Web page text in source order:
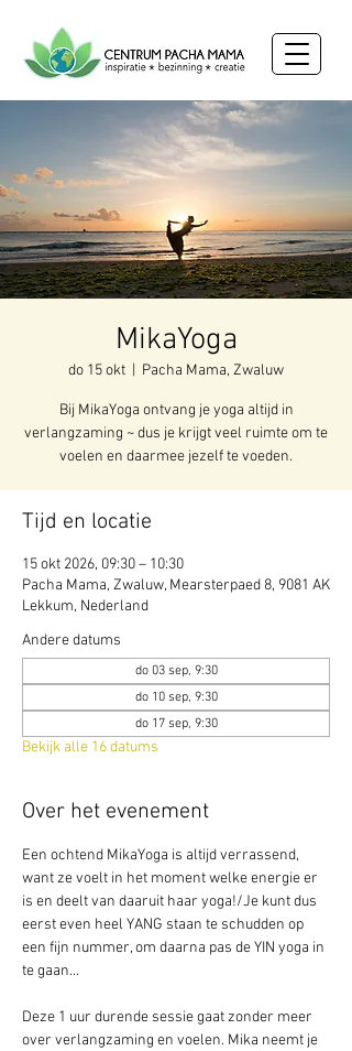
MikaYoga
do 15 okt Pacha Mama, Zwaluw
Bij MikaYoga ontvang je yoga altijd in
verlangzaming ~ dus je krijgt veel ruimte om te
voelen en daarmee jezelf te voeden.
Tijd en locatie
15 okt 2026, 09:30 – 10:30
Pacha Mama, Zwaluw, Mearsterpaed 8, 9081 AK
Lekkum, Nederland
Andere datums
do 03 sep, 9:30
do 10 sep, 9:30
do 17 sep, 9:30
Bekijk alle 16 datums
Over het evenement
Een ochtend MikaYoga is altijd verrassend,
want ze voelt in het moment welke energie er
is en deelt van daaruit haar yoga!/Je kunt dus
eerst even heel YANG staan te schudden op
een fijn nummer, om daarna pas de YIN yoga in
te gaan...
Deze 1 uur durende sessie gaat zonder meer
over verlangzaming en voelen. Mika neemt je